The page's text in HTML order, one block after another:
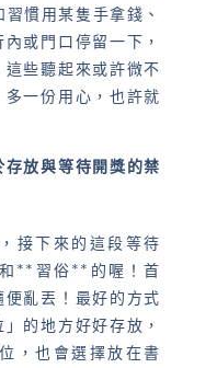
慣用某隻手拿錢、
或門口停留一下，
些聽起來或許微不
一份用心，也許就
放與等待開獎的禁
接下來的這段等待
**習俗**的喔！首
亂丟！最好的方式
的地方好好存放，
，也會選擇放在書